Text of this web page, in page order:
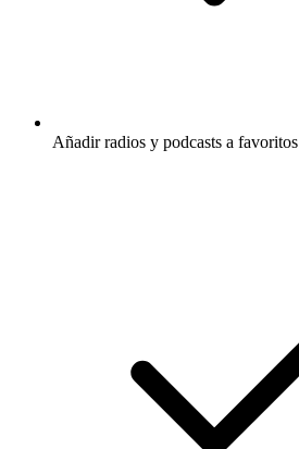
Añadir radios y podcasts a favoritos